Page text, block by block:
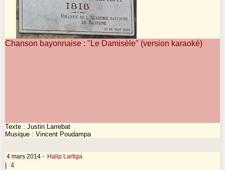
Chanson bayonnaise : "Le Damisèle" (version karaoké)
Texte : Justin Larrebat
Musique : Vincent Poudampa
4 mars 2014 - Halip Lartiga
4